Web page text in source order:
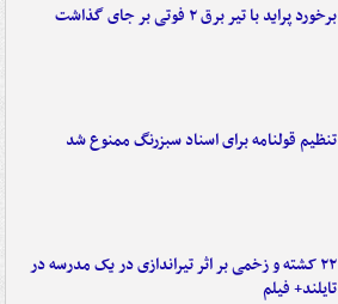
برخورد پراید با تیر برق ۲ فوتی بر جای گذاشت
تنظیم قولنامه برای اسناد سبزرنگ ممنوع شد
۲۲ کشته و زخمی بر اثر تیراندازی در یک مدرسه در
تایلند+ فیلم